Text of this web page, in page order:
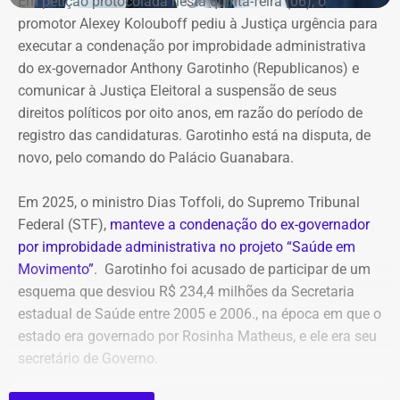
promotor Alexey Kolouboff pediu à Justiça urgência para
executar a condenação por improbidade administrativa
do ex-governador Anthony Garotinho (Republicanos) e
comunicar à Justiça Eleitoral a suspensão de seus
direitos políticos por oito anos, em razão do período de
registro das candidaturas. Garotinho está na disputa, de
novo, pelo comando do Palácio Guanabara.
Em 2025, o ministro Dias Toffoli, do Supremo Tribunal
Federal (STF), manteve a condenação do ex-governador
por improbidade administrativa no projeto “Saúde em
Movimento”. Garotinho foi acusado de participar de um
esquema que desviou R$ 234,4 milhões da Secretaria
estadual de Saúde entre 2005 e 2006., na época em que o
estado era governado por Rosinha Matheus, e ele era seu
secretário de Governo.